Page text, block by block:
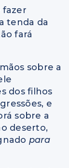
fazer
tenda da
fará
sobre a
dos filhos
e
sobre a
deserto,
para